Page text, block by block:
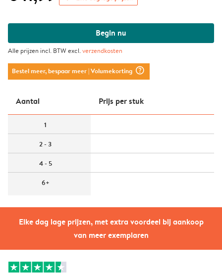
Elke dag lage prijzen, met extra voordeel bij aankoop
van meer exemplaren
Begin nu
Alle prijzen incl. BTW excl.verzendkosten
Bestel meer, bespaar meer| Volumekorting question_mark_circle
Aantal Prijs per stuk
1
2 - 3
4 - 5
6+